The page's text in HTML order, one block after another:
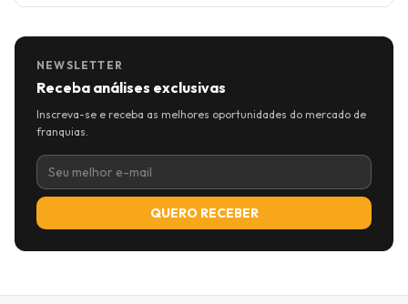
NEWSLETTER
Receba análises exclusivas
Inscreva-se e receba as melhores oportunidades do mercado de
franquias.
QUERO RECEBER